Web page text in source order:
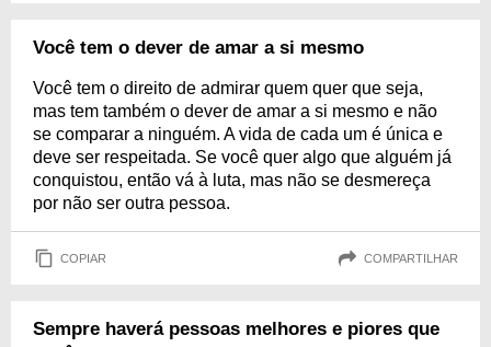
Você tem o dever de amar a si mesmo
Você tem o direito de admirar quem quer que seja,
mas tem também o dever de amar a si mesmo e não
se comparar a ninguém. A vida de cada um é única e
deve ser respeitada. Se você quer algo que alguém já
conquistou, então vá à luta, mas não se desmereça
por não ser outra pessoa.
COPIAR COMPARTILHAR
Sempre haverá pessoas melhores e piores que